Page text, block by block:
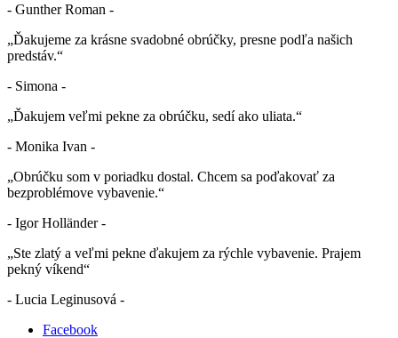
- Gunther Roman -
„Ďakujeme za krásne svadobné obrúčky, presne podľa našich
predstáv.“
- Simona -
„Ďakujem veľmi pekne za obrúčku, sedí ako uliata.“
- Monika Ivan -
„Obrúčku som v poriadku dostal. Chcem sa poďakovať za
bezproblémove vybavenie.“
- Igor Holländer -
„Ste zlatý a veľmi pekne ďakujem za rýchle vybavenie. Prajem
pekný víkend“
- Lucia Leginusová -
Facebook